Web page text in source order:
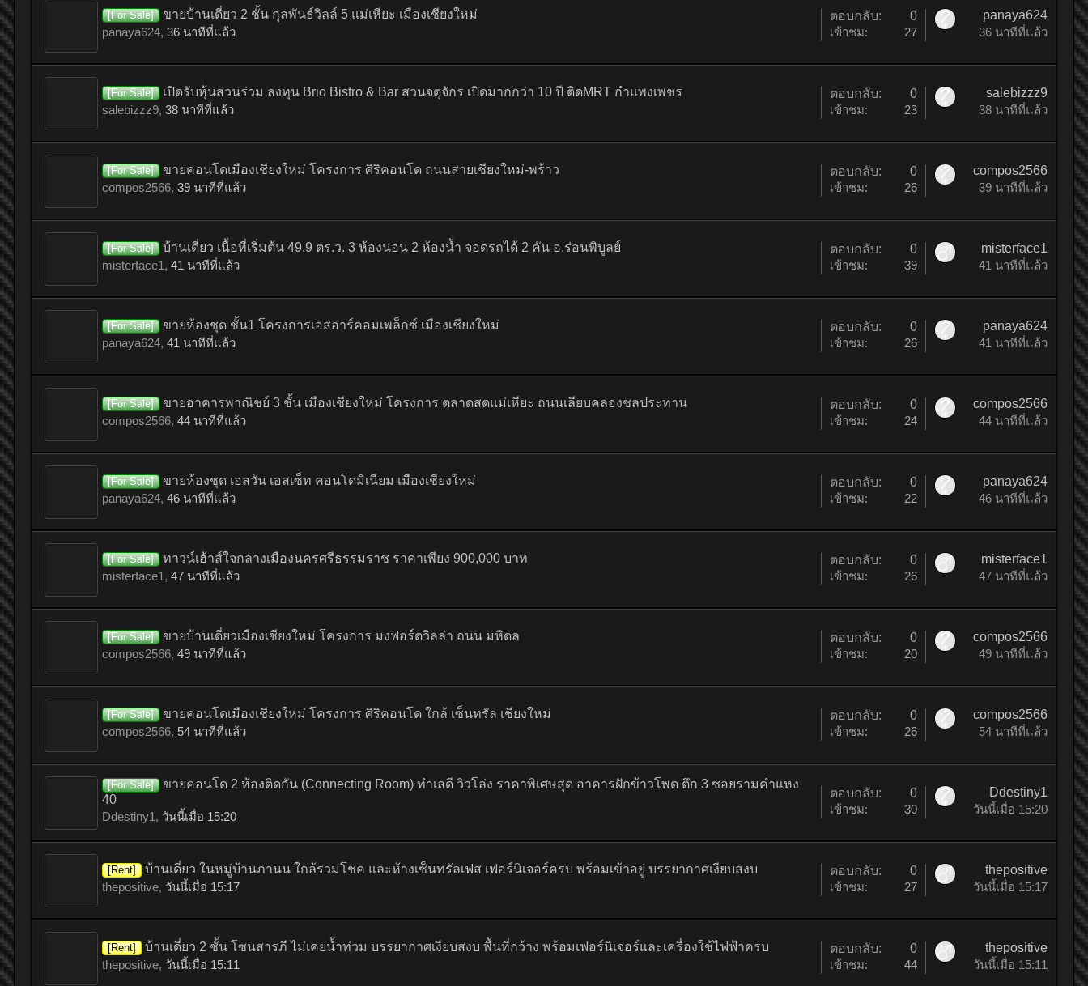
[For Sale]
ขายบ้านเดี่ยว 2 ชั้น กุลพันธ์วิลล์ 5 แม่เหียะ เมืองเชียงใหม่
panaya624, 36 นาทีที่แล้ว
ตอบกลับ:
0
เข้าชม:
27
panaya624
36 นาทีที่แล้ว
[For Sale]
เปิดรับหุ้นส่วนร่วม ลงทุน Brio Bistro & Bar สวนจตุจักร เปิดมากกว่า 10 ปี ติดMRT กำแพงเพชร
salebizzz9, 38 นาทีที่แล้ว
ตอบกลับ:
0
เข้าชม:
23
salebizzz9
38 นาทีที่แล้ว
[For Sale]
ขายคอนโดเมืองเชียงใหม่ โครงการ ศิริคอนโด ถนนสายเชียงใหม่-พร้าว
compos2566, 39 นาทีที่แล้ว
ตอบกลับ:
0
เข้าชม:
26
compos2566
39 นาทีที่แล้ว
[For Sale]
บ้านเดี่ยว เนื้อที่เริ่มต้น 49.9 ตร.ว. 3 ห้องนอน 2 ห้องน้ำ จอดรถได้ 2 คัน อ.ร่อนพิบูลย์
misterface1, 41 นาทีที่แล้ว
ตอบกลับ:
0
เข้าชม:
39
misterface1
41 นาทีที่แล้ว
[For Sale]
ขายห้องชุด ชั้น1 โครงการเอสอาร์คอมเพล็กซ์ เมืองเชียงใหม่
panaya624, 41 นาทีที่แล้ว
ตอบกลับ:
0
เข้าชม:
26
panaya624
41 นาทีที่แล้ว
[For Sale]
ขายอาคารพาณิชย์ 3 ชั้น เมืองเชียงใหม่ โครงการ ตลาดสดแม่เหียะ ถนนเลียบคลองชลประทาน
compos2566, 44 นาทีที่แล้ว
ตอบกลับ:
0
เข้าชม:
24
compos2566
44 นาทีที่แล้ว
[For Sale]
ขายห้องชุด เอสวัน เอสเซ็ท คอนโดมิเนียม เมืองเชียงใหม่
panaya624, 46 นาทีที่แล้ว
ตอบกลับ:
0
เข้าชม:
22
panaya624
46 นาทีที่แล้ว
[For Sale]
ทาวน์เฮ้าส์ใจกลางเมืองนครศรีธรรมราช ราคาเพียง 900,000 บาท
misterface1, 47 นาทีที่แล้ว
ตอบกลับ:
0
เข้าชม:
26
misterface1
47 นาทีที่แล้ว
[For Sale]
ขายบ้านเดี่ยวเมืองเชียงใหม่ โครงการ มงฟอร์ตวิลล่า ถนน มหิดล
compos2566, 49 นาทีที่แล้ว
ตอบกลับ:
0
เข้าชม:
20
compos2566
49 นาทีที่แล้ว
[For Sale]
ขายคอนโดเมืองเชียงใหม่ โครงการ ศิริคอนโด ใกล้ เซ็นทรัล เชียงใหม่
compos2566, 54 นาทีที่แล้ว
ตอบกลับ:
0
เข้าชม:
26
compos2566
54 นาทีที่แล้ว
[For Sale]
ขายคอนโด 2 ห้องติดกัน (Connecting Room) ทำเลดี วิวโล่ง ราคาพิเศษสุด อาคารฝักข้าวโพด ตึก 3 ซอยรามคำแหง
40
Ddestiny1, วันนี้เมื่อ 15:20
ตอบกลับ:
0
เข้าชม:
30
Ddestiny1
วันนี้เมื่อ 15:20
[Rent]
บ้านเดี่ยว ในหมู่บ้านภานน ใกล้รวมโชค และห้างเซ็นทรัลเฟส เฟอร์นิเจอร์ครบ พร้อมเข้าอยู่ บรรยากาศเงียบสงบ
thepositive, วันนี้เมื่อ 15:17
ตอบกลับ:
0
เข้าชม:
27
thepositive
วันนี้เมื่อ 15:17
[Rent]
บ้านเดี่ยว 2 ชั้น โซนสารภี ไม่เคยน้ำท่วม บรรยากาศเงียบสงบ พื้นที่กว้าง พร้อมเฟอร์นิเจอร์และเครื่องใช้ไฟฟ้าครบ
thepositive, วันนี้เมื่อ 15:11
ตอบกลับ:
0
เข้าชม:
44
thepositive
วันนี้เมื่อ 15:11